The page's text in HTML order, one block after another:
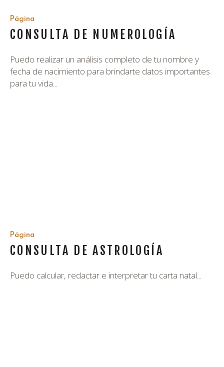
Página
CONSULTA DE NUMEROLOGÍA
Puedo realizar un análisis completo de tu nombre y
fecha de nacimiento para brindarte datos importantes
para tu vida...
Página
CONSULTA DE ASTROLOGÍA
Puedo calcular, redactar e interpretar tu carta natal...